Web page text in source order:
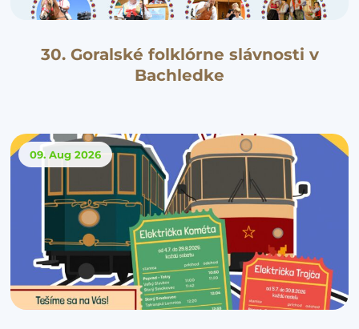
30. Goralské folklórne slávnosti v
Bachledke
09. Aug 2026